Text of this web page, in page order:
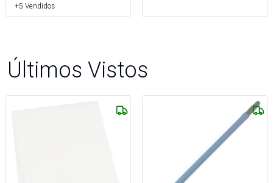
+5 Vendidos
Últimos Vistos